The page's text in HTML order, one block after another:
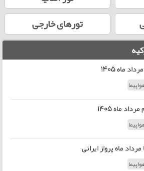
تورهای خارجی
ماه 1405
ماه 1405
مرداد ماه پرواز ایرانی